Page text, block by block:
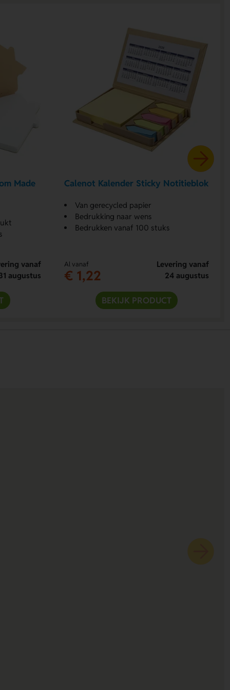
Made
vanaf
augustus
Calenot Kalender Sticky Notitieblok
Van gerecycled papier
Bedrukking naar wens
Bedrukken vanaf 100 stuks
Al vanaf
€ 1,22
Levering vanaf
24 augustus
BEKIJK PRODUCT